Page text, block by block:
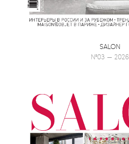
SALON
№03 — 2026